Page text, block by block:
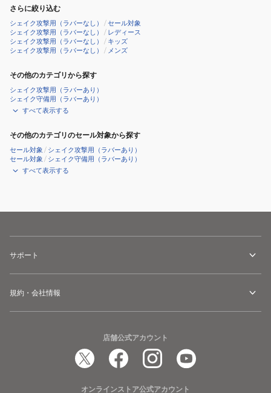
さらに絞り込む
シェイク攻撃用（ラバーなし） /セール対象
シェイク攻撃用（ラバーなし）
/ レディース
シェイク攻撃用（ラバーなし）
/ キッズ
シェイク攻撃用（ラバーなし）
/ メンズ
その他のカテゴリから探す
シェイク攻撃用（ラバーあり）
シェイク守備用（ラバーあり）
すべて表示する
その他のカテゴリのセール対象から探す
セール対象 / シェイク攻撃用（ラバーあり）
セール対象 / シェイク守備用（ラバーあり）
すべて表示する
サポート
規約・会社情報
店舗公式アカウント
オンラインストア公式アカウント